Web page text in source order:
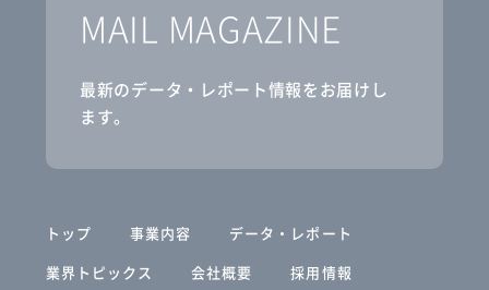
MAIL MAGAZINE
最新のデータ・レポート情報をお届けし
ます。
トップ 事業内容
データ・レポート
業界トピックス
会社概要
採用情報